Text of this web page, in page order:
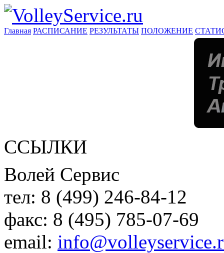
Главная РАСПИСАНИЕ РЕЗУЛЬТАТЫ ПОЛОЖЕНИЕ
ССЫЛКИ
Волей Сервис
тел: 8 (499) 246-84-12
факс: 8 (495) 785-07-69
email: